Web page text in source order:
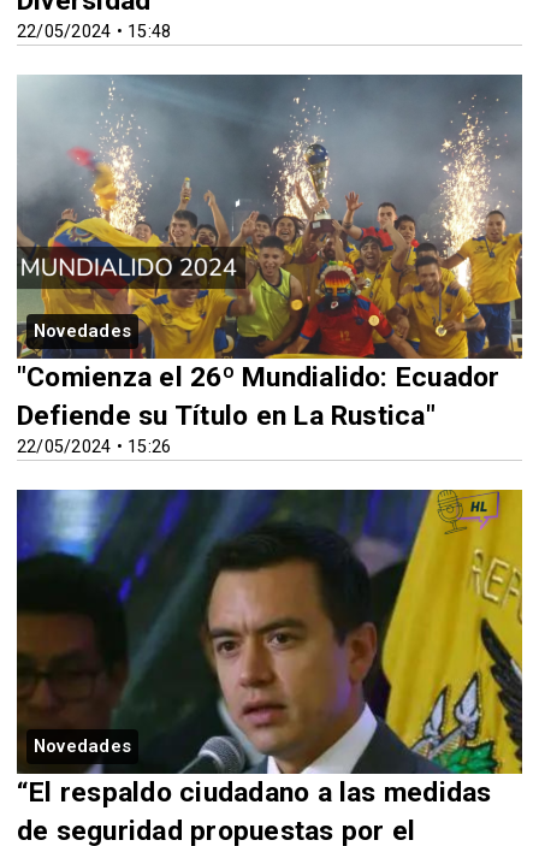
22/05/2024 • 15:48
Novedades
22/05/2024 • 15:26
"Comienza el 26º Mundialido: Ecuador
Defiende su Título en La Rustica"
Novedades
“El respaldo ciudadano a las medidas
de seguridad propuestas por el